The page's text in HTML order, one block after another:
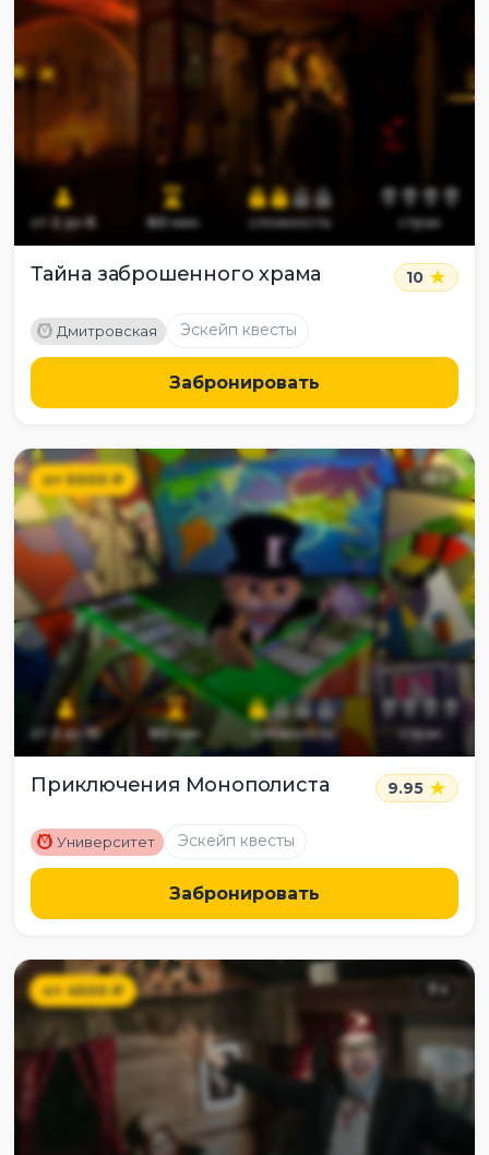
от 2до6 60мин сложность страх
Тайна заброшенного храма 10
M Дмитровская Эскейп квесты
Забронировать
от5000₽ 13+
от 2до 10 60мин сложность страх
Приключения Монополиста 9.95
M Университет Эскейп квесты
Забронировать
от4500₽ 7 +